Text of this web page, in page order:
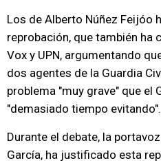
Los de Alberto Núñez Feijóo
reprobación, que también ha
Vox y UPN, argumentando
dos agentes de la Guardia
problema "muy grave" que el
"demasiado tiempo evitando".
Durante el debate, la
García, ha justificado esta